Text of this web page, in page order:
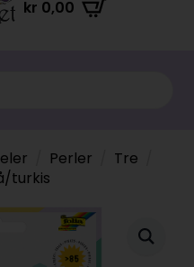
kr 0,00
Perler
Tre
turkis